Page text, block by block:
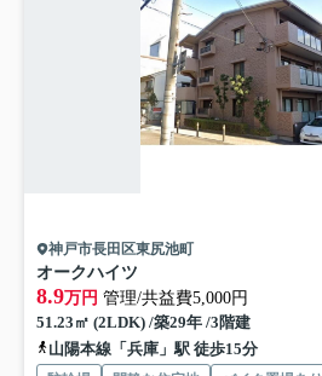
神戸市長田区東尻池町
オークハイツ
8.9万円 管理/共益費5,000円
51.23㎡ (2LDK) /築29年 /3階建
山陽本線「兵庫」駅 徒歩15分